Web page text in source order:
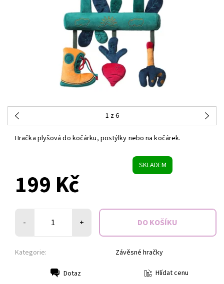
1 z 6
Hračka plyšová do kočárku, postýlky nebo na kočárek.
SKLADEM
199 Kč
- +
Kategorie: Závěsné hračky
Dotaz Hlídat cenu